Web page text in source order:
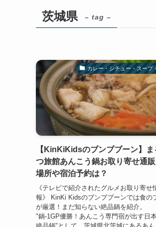
茨城県 – tag –
カレー・シチュー・スープ
【KinKiKidsのブンブブーン】ま
つ旅館あんこう鍋お取り寄せ通販
場所や宿泊予約は？
《テレビで紹介されたグルメお取り寄せ
報》 KinKi Kidsのブンブブーンでは食の
が厳選！まだ知らない絶品鍋を紹介。
"鍋-1GP優勝！あんこう専門宿が出す日